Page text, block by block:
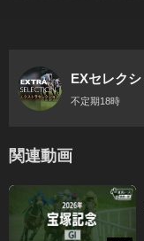
ス
EXセレク
不定期18時
関連動画